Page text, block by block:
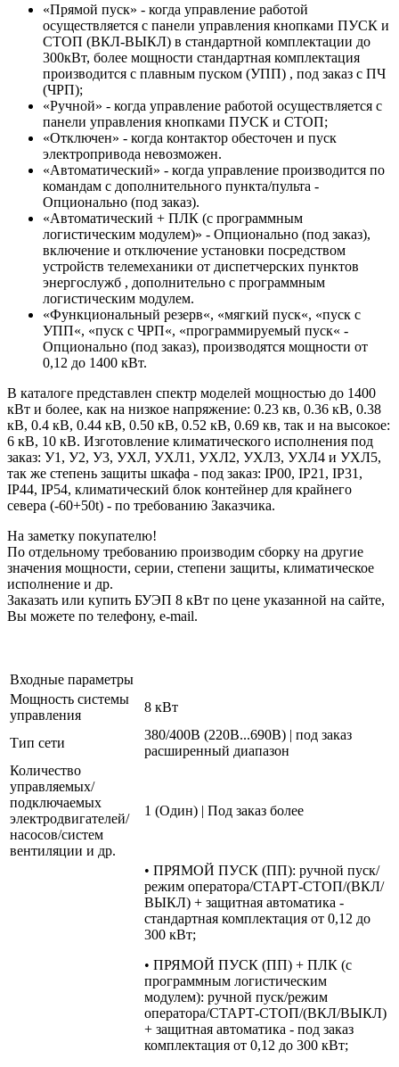
«Прямой пуск» - когда управление работой
осуществляется с панели управления кнопками ПУСК и
СТОП (ВКЛ-ВЫКЛ) в стандартной комплектации до
300кВт, более мощности стандартная комплектация
производится с плавным пуском (УПП) , под заказ с ПЧ
(ЧРП);
«Ручной» - когда управление работой осуществляется с
панели управления кнопками ПУСК и СТОП;
«Отключен» - когда контактор обесточен и пуск
электропривода невозможен.
«Автоматический» - когда управление производится по
командам с дополнительного пункта/пульта -
Опционально (под заказ).
«Автоматический + ПЛК (с программным
логистическим модулем)» - Опционально (под заказ),
включение и отключение установки посредством
устройств телемеханики от диспетчерских пунктов
энергослужб , дополнительно с программным
логистическим модулем.
«Функциональный резерв«, «мягкий пуск«, «пуск с
УПП«, «пуск с ЧРП«, «программируемый пуск« -
Опционально (под заказ), производятся мощности от
0,12 до 1400 кВт.
В каталоге представлен спектр моделей мощностью до 1400
кВт и более, как на низкое напряжение: 0.23 кв, 0.36 кВ, 0.38
кВ, 0.4 кВ, 0.44 кВ, 0.50 кВ, 0.52 кВ, 0.69 кв, так и на высокое:
6 кВ, 10 кВ. Изготовление климатического исполнения под
заказ: У1, У2, У3, УХЛ, УХЛ1, УХЛ2, УХЛ3, УХЛ4 и УХЛ5,
так же степень защиты шкафа - под заказ: IP00, IP21, IP31,
IP44, IP54, климатический блок контейнер для крайнего
севера (-60+50t) - по требованию Заказчика.
На заметку покупателю!
По отдельному требованию производим сборку на другие
значения мощности, серии, степени защиты, климатическое
исполнение и др.
Заказать или купить БУЭП 8 кВт по цене указанной на сайте,
Вы можете по телефону, e-mail.
Входные параметры
Мощность системы
управления
8 кВт
Тип сети
380/400В (220В...690В) | под заказ
расширенный диапазон
Количество
управляемых/
подключаемых
электродвигателей/
насосов/систем
вентиляции и др.
1 (Один) | Под заказ более
• ПРЯМОЙ ПУСК (ПП): ручной пуск/
режим оператора/СТАРТ-СТОП/(ВКЛ/
ВЫКЛ) + защитная автоматика -
стандартная комплектация от 0,12 до
300 кВт;
• ПРЯМОЙ ПУСК (ПП) + ПЛК (с
программным логистическим
модулем): ручной пуск/режим
оператора/СТАРТ-СТОП/(ВКЛ/ВЫКЛ)
+ защитная автоматика - под заказ
комплектация от 0,12 до 300 кВт;